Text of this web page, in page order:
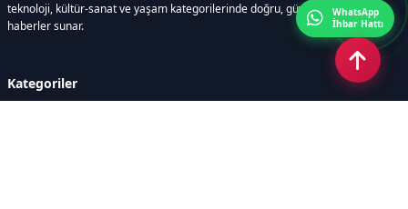
teknoloji, kültür-sanat ve yaşam kategorilerinde doğru, güvenilir ve anlık
haberler sunar.
Kategoriler
WhatsApp
İhbar Hattı